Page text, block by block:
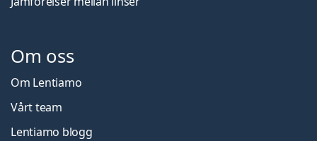
Om oss
Om Lentiamo
Vårt team
Lentiamo blogg